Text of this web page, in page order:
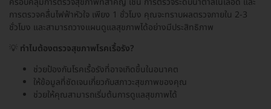
การตรวจคลื่นไฟฟ้าหัวใจ เพียง 1 ชั่วโมง คุณจะทราบผลตรวจภายใน 2-3
ชั่วโมง และสามารถวางแผนดูแลสุขภาพได้อย่างมีประสิทธิภาพ
💡 ทำไมต้องตรวจสุขภาพโรคเรื้อรัง?
ช่วยป้องกันโรคเรื้อรังที่อาจเกิดขึ้นในอนาคต
ให้ข้อมูลที่ชัดเจนเกี่ยวกับสภาวะสุขภาพของคุณ
ช่วยให้คุณสามารถเริ่มต้นการดูแลสุขภาพได้